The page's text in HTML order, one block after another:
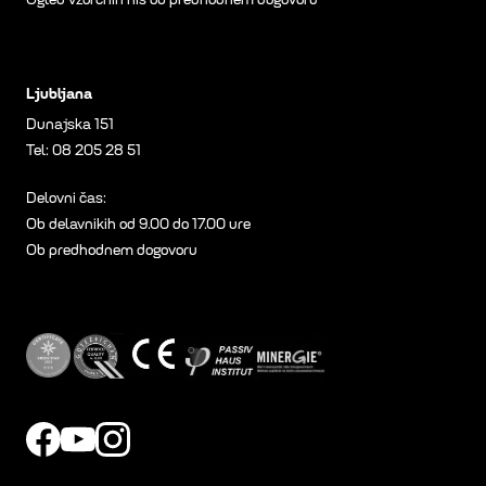
Ljubljana
Dunajska 151
Tel: 08 205 28 51
Delovni čas:
Ob delavnikih od 9.00 do 17.00 ure
Ob predhodnem dogovoru